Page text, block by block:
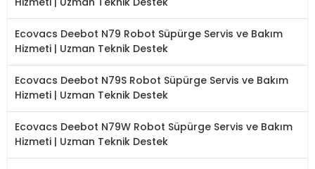
Ecovacs Deebot N79 Robot Süpürge Servis ve Bakım
Hizmeti | Uzman Teknik Destek
Ecovacs Deebot N79S Robot Süpürge Servis ve Bakım
Hizmeti | Uzman Teknik Destek
Ecovacs Deebot N79W Robot Süpürge Servis ve Bakım
Hizmeti | Uzman Teknik Destek